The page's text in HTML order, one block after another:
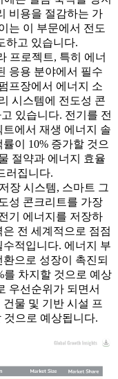
비용을 절감하는 가
는 이 부문에서 전도
하고 있습니다.
프로젝트, 특히 에너
응용 분야에서 필수
프장에서 에너지 소
시스템에 전도성 콘
있습니다. 전기를 전
에서 재생 에너지 솔
이 10% 증가할 것으
절약과 에너지 효율
러집니다.
장 시스템, 스마트 그
성 콘크리트를 가장
기 에너지를 저장하
전 세계적으로 점점
적입니다. 에너지 부
으로 성장이 촉진되
를 차지할 것으로 예상
우선순위가 되면서
물 및 기반 시설 프
것으로 예상됩니다.